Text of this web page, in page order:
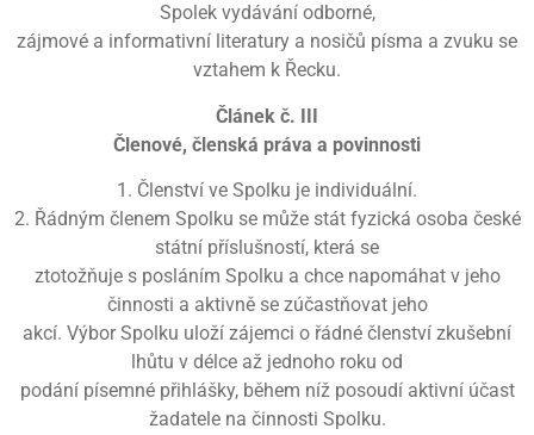
Spolek vydávání odborné,
zájmové a informativní literatury a nosičů písma a zvuku se
vztahem k Řecku.
Článek č. III
Členové, členská práva a povinnosti
1. Členství ve Spolku je individuální.
2. Řádným členem Spolku se může stát fyzická osoba české
státní příslušností, která se
ztotožňuje s posláním Spolku a chce napomáhat v jeho
činnosti a aktivně se zúčastňovat jeho
akcí. Výbor Spolku uloží zájemci o řádné členství zkušební
lhůtu v délce až jednoho roku od
podání písemné přihlášky, během níž posoudí aktivní účast
žadatele na činnosti Spolku.